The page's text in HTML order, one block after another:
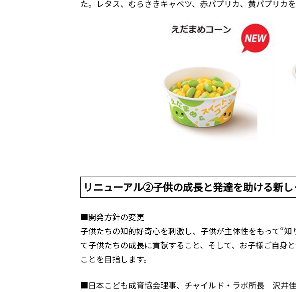
た。レタス、むらさきキャベツ、赤パプリカ、黄パプリカ
リニューアル②子供の成長と発達を助ける新
■開発方針の変更
子供たちの知的好奇心を刺激し、子供が主体性をもって“
て子供たちの成長に貢献すること、そして、お子様ご自身
ことを目指します。
■日本こども成育協会理事、チャイルド・ラボ所長 沢井